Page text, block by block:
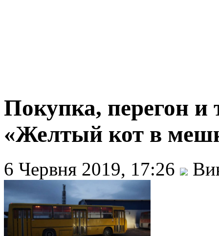
Покупка, перегон и
«Желтый кот в
6 Червня 2019, 17:26